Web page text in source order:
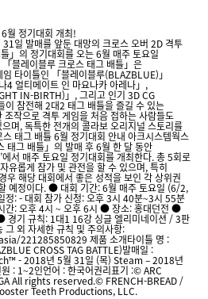
월 정기대회 개최!
일 발매를 앞둔 대망의 크로스 오버 2D 격투
」의 정기대회를 오는 6월 매주 토요일
블레이블루 크로스 태그 배틀」은
타이틀인 「블레이블루(BLAZBLUE)」
4 얼티메이트 인 마요나카 아레나」,
IN-BIRTH)」, 그리고 인기 3D CG
참전해 2대2 태그 배틀을 즐길 수 있는
작으로 격투 게임을 처음 접하는 사람들도
며, 독특한 전개의 콜라보 오리지널 스토리를
태그 배틀 6월 정기대회 안내 아크시스템웍스
태그 배틀」의 발매 후 6월 한 달 동안
서 매주 토요일 정기대회를 개최한다. 총 5회로
유롭게 참가 및 관전을 할 수 있으며, 특히
우 해당 대회에서 좋은 성적을 보인 각 상위권
예정이다. ● 대회 기간: 6월 매주 토요일 (6/2,
: - 대회 참가 신청: 오후 3시 40분~3시 55분
간: 오후 4시 ~ 오후 6시 ● 장소: 홍대던전 ●
경기 규칙: 1대1 16강 싱글 엘리미네이션 / 3판
외 자세한 규칙 및 주의사항:
221285850829 제품 소개타이틀 명 :
CROSS TAG BATTLE)발매일 :
- 2018년 5월 31일 (목) Steam – 2018년
: 1~2인언어 : 한국어권리표기 :© ARC
All rights reserved.© FRENCH-BREAD /
Teeth Productions, LLC.